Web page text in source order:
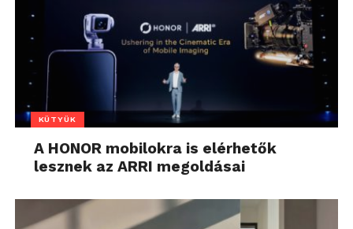
KÜTYÜK
A HONOR mobilokra is elérhetők
lesznek az ARRI megoldásai